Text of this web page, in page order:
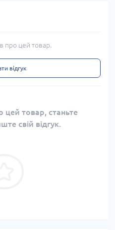
про цей товар.
відгук
цей товар, станьте
свій відгук.